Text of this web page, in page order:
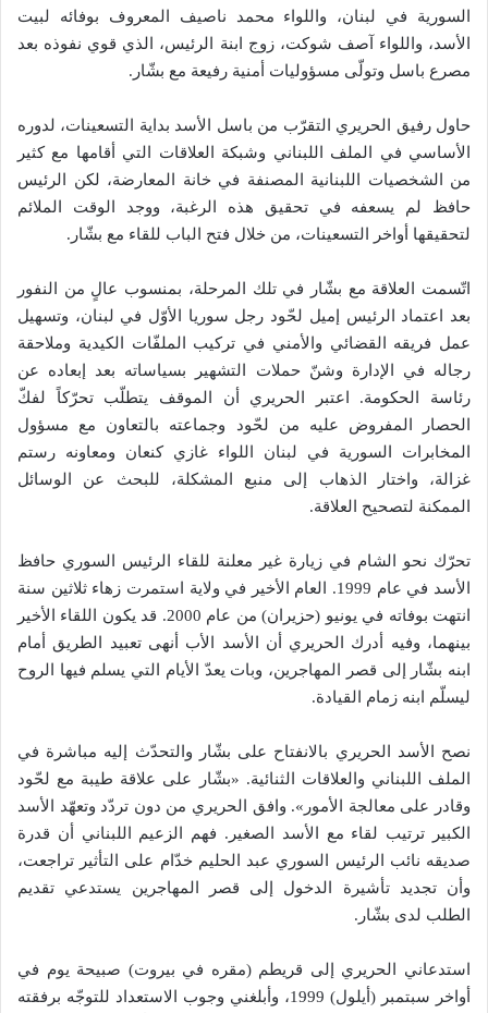
السورية في لبنان، واللواء محمد ناصيف المعروف بوفائه لبيت
الأسد، واللواء آصف شوكت، زوج ابنة الرئيس، الذي قوي نفوذه بعد
مصرع باسل وتولّى مسؤوليات أمنية رفيعة مع بشّار.
حاول رفيق الحريري التقرّب من باسل الأسد بداية التسعينات، لدوره
الأساسي في الملف اللبناني وشبكة العلاقات التي أقامها مع كثير
من الشخصيات اللبنانية المصنفة في خانة المعارضة، لكن الرئيس
حافظ لم يسعفه في تحقيق هذه الرغبة، ووجد الوقت الملائم
لتحقيقها أواخر التسعينات، من خلال فتح الباب للقاء مع بشّار.
اتّسمت العلاقة مع بشّار في تلك المرحلة، بمنسوب عالٍ من النفور
بعد اعتماد الرئيس إميل لحّود رجل سوريا الأوّل في لبنان، وتسهيل
عمل فريقه القضائي والأمني في تركيب الملفّات الكيدية وملاحقة
رجاله في الإدارة وشنّ حملات التشهير بسياساته بعد إبعاده عن
رئاسة الحكومة. اعتبر الحريري أن الموقف يتطلّب تحرّكاً لفكّ
الحصار المفروض عليه من لحّود وجماعته بالتعاون مع مسؤول
المخابرات السورية في لبنان اللواء غازي كنعان ومعاونه رستم
غزالة، واختار الذهاب إلى منبع المشكلة، للبحث عن الوسائل
الممكنة لتصحيح العلاقة.
تحرّك نحو الشام في زيارة غير معلنة للقاء الرئيس السوري حافظ
الأسد في عام 1999. العام الأخير في ولاية استمرت زهاء ثلاثين سنة
انتهت بوفاته في يونيو (حزيران) من عام 2000. قد يكون اللقاء الأخير
بينهما، وفيه أدرك الحريري أن الأسد الأب أنهى تعبيد الطريق أمام
ابنه بشّار إلى قصر المهاجرين، وبات يعدّ الأيام التي يسلم فيها الروح
ليسلّم ابنه زمام القيادة.
نصح الأسد الحريري بالانفتاح على بشّار والتحدّث إليه مباشرة في
الملف اللبناني والعلاقات الثنائية. «بشّار على علاقة طيبة مع لحّود
وقادر على معالجة الأمور». وافق الحريري من دون تردّد وتعهّد الأسد
الكبير ترتيب لقاء مع الأسد الصغير. فهم الزعيم اللبناني أن قدرة
صديقه نائب الرئيس السوري عبد الحليم خدّام على التأثير تراجعت،
وأن تجديد تأشيرة الدخول إلى قصر المهاجرين يستدعي تقديم
الطلب لدى بشّار.
استدعاني الحريري إلى قريطم (مقره في بيروت) صبيحة يوم في
أواخر سبتمبر (أيلول) 1999، وأبلغني وجوب الاستعداد للتوجّه برفقته